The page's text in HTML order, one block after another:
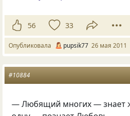
56 33
Опубликовала pupsik77 26 мая 2011
#10884
— Любящий многих —